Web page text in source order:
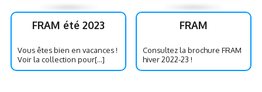
FRAM été 2023
Vous êtes bien en vacances !
Voir la collection pour[...]
FRAM
Consultez la brochure FRAM
hiver 2022-23 !